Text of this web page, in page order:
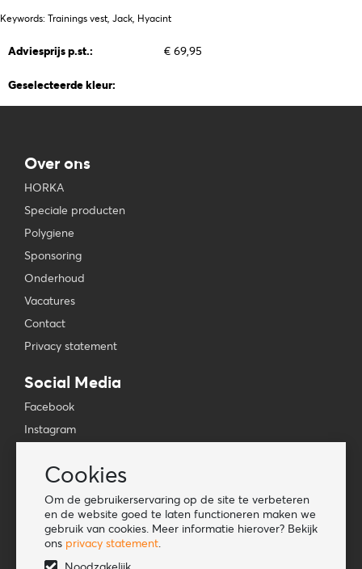
Cookies
Om de gebruikerservaring op de site te verbeteren
en de website goed te laten functioneren maken we
gebruik van cookies. Meer informatie hierover? Bekijk
ons privacy statement.
Keywords: Trainings vest, Jack, Hyacint
Adviesprijs p.st.: € 69,95
Geselecteerde kleur:
Over ons
HORKA
Speciale producten
Polygiene
Sponsoring
Onderhoud
Vacatures
Contact
Privacy statement
Social Media
Facebook
Instagram
TikTok
Tools
Lookbook
Nieuwe klant